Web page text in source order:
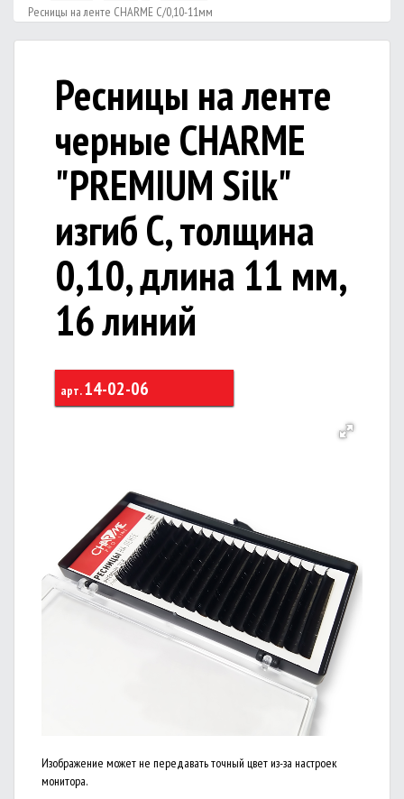
Ресницы на ленте CHARME С/0,10-11мм
Ресницы на ленте
черные CHARME
"PREMIUM Silk"
изгиб С, толщина
0,10, длина 11 мм,
16 линий
арт.14-02-06
Изображение может не передавать точный цвет из-за настроек
монитора.